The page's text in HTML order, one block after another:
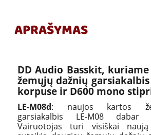
APRAŠYMAS
DD Audio Basskit, kuriame
žemųjų dažnių
korpuse ir D600 mono
LE-M08d: naujos kartos
garsiakalbis LE-M08 dabar
Vairuotojas turi visiškai